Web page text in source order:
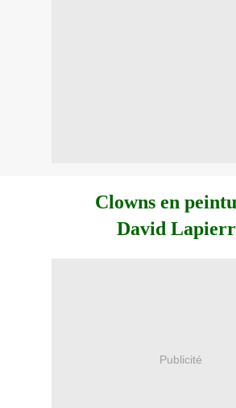
Clowns en
David
Publicité